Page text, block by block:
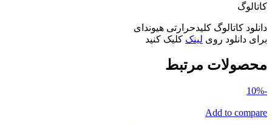
کاتالوگ
دانلود کاتالوگ کلیدحرارتی هیوندای
برای دانلود روی لینک کلیک کنید
محصولات مرتبط
-10%
Add to compare